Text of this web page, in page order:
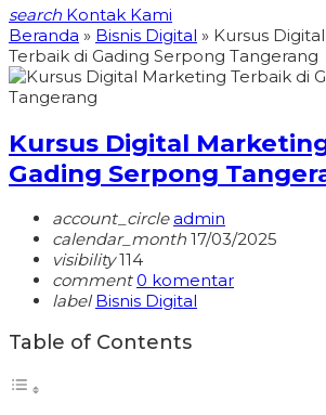
search Kontak Kami
Beranda » Bisnis Digital » Kursus
Terbaik di Gading Serpong Tangerang
Kursus Digital
Gading Serpong
account_circle admin
calendar_month 17/03/2025
visibility114
comment 0 komentar
label Bisnis Digital
Table of Contents